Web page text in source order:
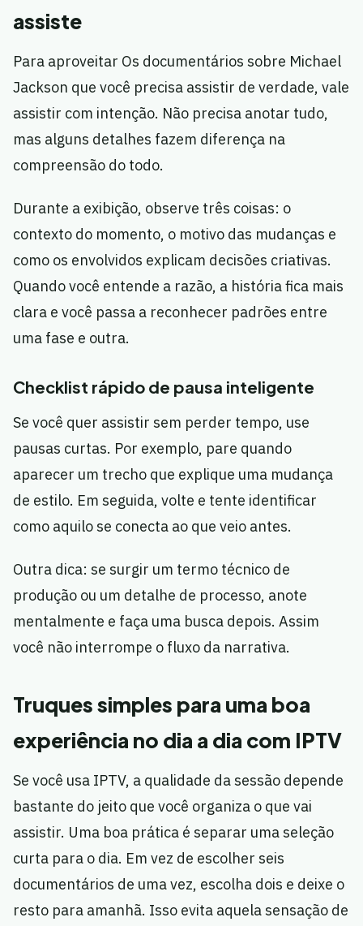
assiste
Para aproveitar Os documentários sobre Michael
Jackson que você precisa assistir de verdade, vale
assistir com intenção. Não precisa anotar tudo,
mas alguns detalhes fazem diferença na
compreensão do todo.
Durante a exibição, observe três coisas: o
contexto do momento, o motivo das mudanças e
como os envolvidos explicam decisões criativas.
Quando você entende a razão, a história fica mais
clara e você passa a reconhecer padrões entre
uma fase e outra.
Checklist rápido de pausa inteligente
Se você quer assistir sem perder tempo, use
pausas curtas. Por exemplo, pare quando
aparecer um trecho que explique uma mudança
de estilo. Em seguida, volte e tente identificar
como aquilo se conecta ao que veio antes.
Outra dica: se surgir um termo técnico de
produção ou um detalhe de processo, anote
mentalmente e faça uma busca depois. Assim
você não interrompe o fluxo da narrativa.
Truques simples para uma boa
experiência no dia a dia com IPTV
Se você usa IPTV, a qualidade da sessão depende
bastante do jeito que você organiza o que vai
assistir. Uma boa prática é separar uma seleção
curta para o dia. Em vez de escolher seis
documentários de uma vez, escolha dois e deixe o
resto para amanhã. Isso evita aquela sensação de